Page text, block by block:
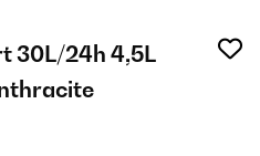
30L/24h 4,5L